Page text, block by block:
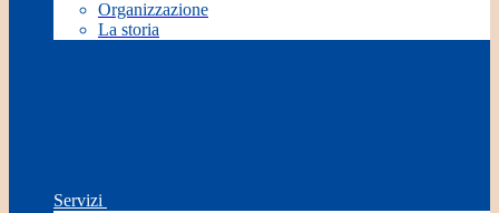
Organizzazione
La storia
Servizi